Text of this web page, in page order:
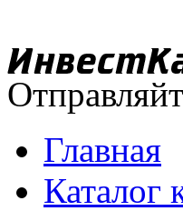
Главная
Каталог